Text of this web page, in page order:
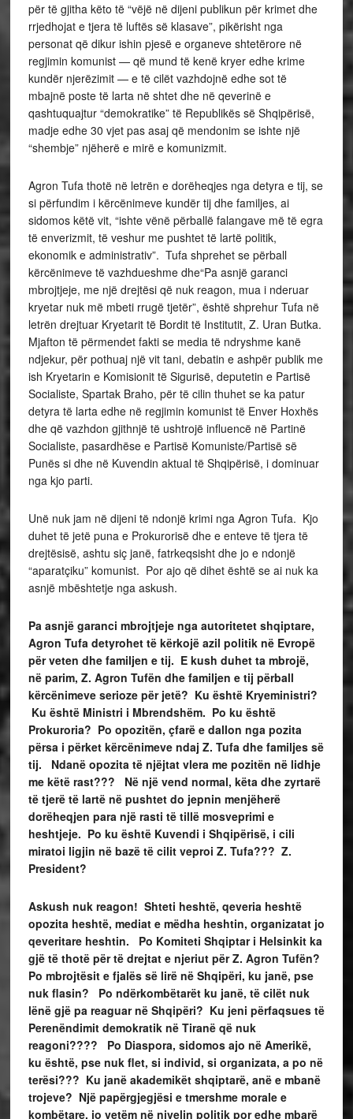
për të gjitha këto të “vëjë në dijeni publikun për krimet dhe
rrjedhojat e tjera të luftës së klasave”, pikërisht nga
personat që dikur ishin pjesë e organeve shtetërore në
regjimin komunist — që mund të kenë kryer edhe krime
kundër njerëzimit — e të cilët vazhdojnë edhe sot të
mbajnë poste të larta në shtet dhe në qeverinë e
qashtuquajtur “demokratike” të Republikës së Shqipërisë,
madje edhe 30 vjet pas asaj që mendonim se ishte një
“shembje” njëherë e mirë e komunizmit.
Agron Tufa thotë në letrën e dorëheqjes nga detyra e tij, se
si përfundim i kërcënimeve kundër tij dhe familjes, ai
sidomos këtë vit, “ishte vënë përballë falangave më të egra
të enverizmit, të veshur me pushtet të lartë politik,
ekonomik e administrativ”. Tufa shprehet se përball
kërcënimeve të vazhdueshme dhe“Pa asnjë garanci
mbrojtjeje, me një drejtësi që nuk reagon, mua i nderuar
kryetar nuk më mbeti rrugë tjetër”, është shprehur Tufa në
letrën drejtuar Kryetarit të Bordit të Institutit, Z. Uran Butka.
Mjafton të përmendet fakti se media të ndryshme kanë
ndjekur, për pothuaj një vit tani, debatin e ashpër publik me
ish Kryetarin e Komisionit të Sigurisë, deputetin e Partisë
Socialiste, Spartak Braho, për të cilin thuhet se ka patur
detyra të larta edhe në regjimin komunist të Enver Hoxhës
dhe që vazhdon gjithnjë të ushtrojë influencë në Partinë
Socialiste, pasardhëse e Partisë Komuniste/Partisë së
Punës si dhe në Kuvendin aktual të Shqipërisë, i dominuar
nga kjo parti.
Unë nuk jam në dijeni të ndonjë krimi nga Agron Tufa. Kjo
duhet të jetë puna e Prokurorisë dhe e enteve të tjera të
drejtësisë, ashtu siç janë, fatrkeqsisht dhe jo e ndonjë
“aparatçiku” komunist. Por ajo që dihet është se ai nuk ka
asnjë mbështetje nga askush.
Pa asnjë garanci mbrojtjeje nga autoritetet shqiptare,
Agron Tufa detyrohet të kërkojë azil politik në Evropë
për veten dhe familjen e tij. E kush duhet ta mbrojë,
në parim, Z. Agron Tufën dhe familjen e tij përball
kërcënimeve serioze për jetë? Ku është Kryeministri?
Ku është Ministri i Mbrendshëm. Po ku është
Prokuroria? Po opozitën, çfarë e dallon nga pozita
përsa i përket kërcënimeve ndaj Z. Tufa dhe familjes së
tij. Ndanë opozita të njëjtat vlera me pozitën në lidhje
me këtë rast??? Në një vend normal, këta dhe zyrtarë
të tjerë të lartë në pushtet do jepnin menjëherë
dorëheqjen para një rasti të tillë mosveprimi e
heshtjeje. Po ku është Kuvendi i Shqipërisë, i cili
miratoi ligjin në bazë të cilit veproi Z. Tufa??? Z.
President?
Askush nuk reagon! Shteti heshtë, qeveria heshtë
opozita heshtë, mediat e mëdha heshtin, organizatat jo
qeveritare heshtin. Po Komiteti Shqiptar i Helsinkit ka
gjë të thotë për të drejtat e njeriut për Z. Agron Tufën?
Po mbrojtësit e fjalës së lirë në Shqipëri, ku janë, pse
nuk flasin? Po ndërkombëtarët ku janë, të cilët nuk
lënë gjë pa reaguar në Shqipëri? Ku jeni përfaqsues të
Perenëndimit demokratik në Tiranë që nuk
reagoni???? Po Diaspora, sidomos ajo në Amerikë,
ku është, pse nuk flet, si individ, si organizata, a po në
terësi??? Ku janë akademikët shqiptarë, anë e mbanë
trojeve? Një papërgjegjësi e tmershme morale e
kombëtare, jo vetëm në nivelin politik por edhe mbarë